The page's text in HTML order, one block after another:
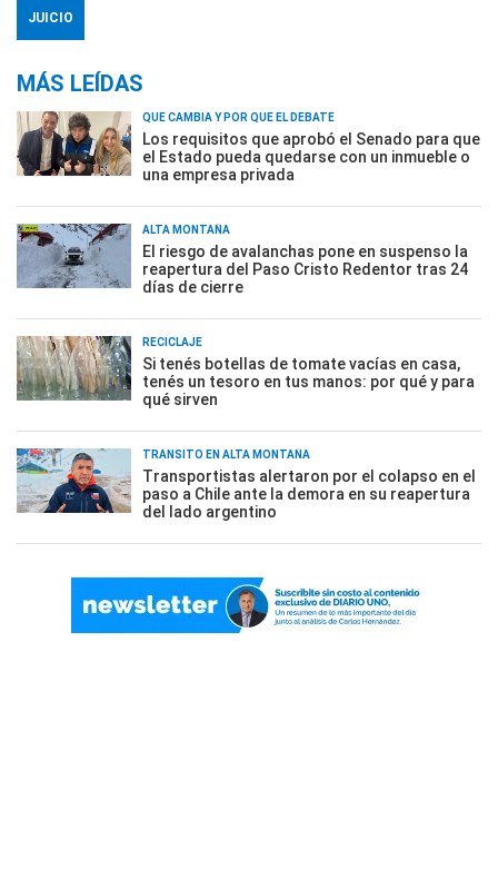
JUICIO
MÁS LEÍDAS
QUÉ CAMBIA Y POR QUÉ EL DEBATE
Los requisitos que aprobó el Senado para que
el Estado pueda quedarse con un inmueble o
una empresa privada
ALTA MONTAÑA
El riesgo de avalanchas pone en suspenso la
reapertura del Paso Cristo Redentor tras 24
días de cierre
RECICLAJE
Si tenés botellas de tomate vacías en casa,
tenés un tesoro en tus manos: por qué y para
qué sirven
TRÁNSITO EN ALTA MONTAÑA
Transportistas alertaron por el colapso en el
paso a Chile ante la demora en su reapertura
del lado argentino